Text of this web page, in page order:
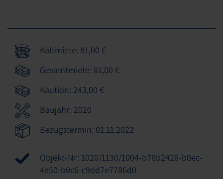
Kaltmiete: 81,00 €
Gesamtmiete: 81,00 €
Kaution: 243,00 €
Baujahr: 2020
Bezugstermin: 01.11.2022
Objekt-Nr: 1020/1130/1004-b76b2426-b0ec-
4e50-b0c6-c9dd7e7786d0